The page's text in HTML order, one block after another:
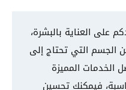
على العناية بالبشرة،
الجسم التي تحتاج إلى
الخدمات المميزة
فيمكنك تحسين